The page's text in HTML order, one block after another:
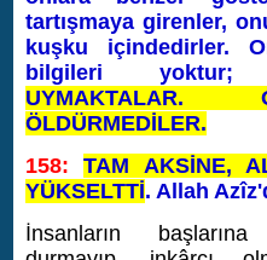
tartışmaya girenler,
kuşku içindedirler.
bilgileri
UYMAKTALAR.
ÖLDÜRMEDİLER.
158:
TAM AKSİNE,
YÜKSELTTİ. Allah
İnsanların